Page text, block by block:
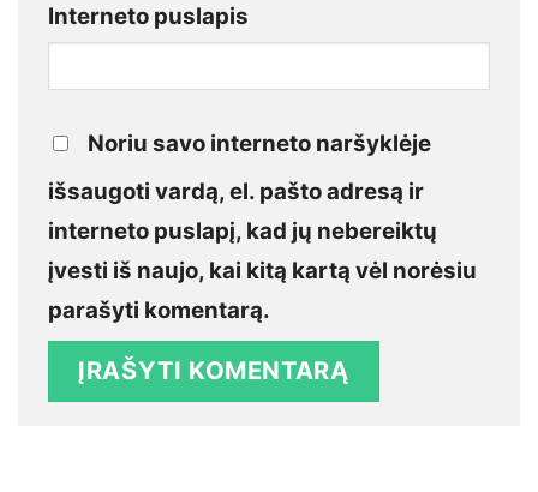
Interneto puslapis
Noriu savo interneto naršyklėje
išsaugoti vardą, el. pašto adresą ir
interneto puslapį, kad jų nebereiktų
įvesti iš naujo, kai kitą kartą vėl norėsiu
parašyti komentarą.